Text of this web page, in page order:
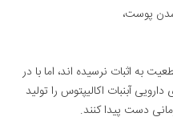
پوست،
به اثبات نرسیده اند، اما با در
آبنبات اکالیپتوس را تولید
دست پیدا کنند.